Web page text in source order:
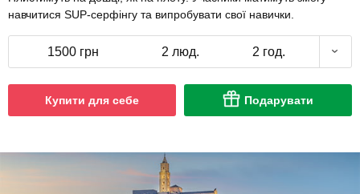
навчитися SUP-серфінгу та випробувати свої навички.
1500 грн 2 люд. 2 год.
Купити для себе Подарувати